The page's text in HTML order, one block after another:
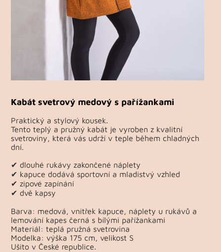
Kabát svetrový medový s pařížankami
Praktický a stylový kousek.
Tento teplý a pružný kabát je vyroben z kvalitní
svetroviny, která vás udrží v teple během chladných
dní.
✔ dlouhé rukávy zakončené náplety
✔ kapuce dodává sportovní a mladistvý vzhled
✔ zipové zapínání
✔ dvě kapsy
Barva: medová, vnitřek kapuce, náplety u rukávů a
lemování kapes černá s bílými pařížankami
Materiál: teplá pružná svetrovina
Modelka: výška 175 cm, velikost S
Ušito v České republice.